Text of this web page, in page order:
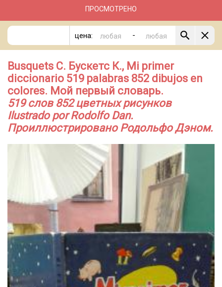
ПРОСМОТРЕНО
цена: -
Busquets C. Бускетс К., Mi primer
diccionario 519 palabras 852 dibujos en
colores. Мой первый словарь.
519 слов 852 цветных рисунков
Ilustrado por Rodolfo Dan.
Проиллюстрировано Родольфо Дэном.